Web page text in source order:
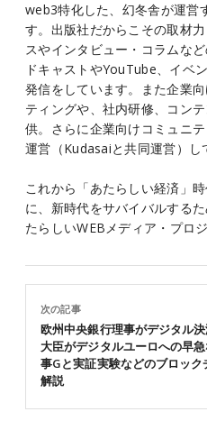
web3特化した、幻冬舎が運営
す。出版社だからこその取材
スやインタビュー・コラムな
ドキャストやYouTube、イベ
発信をしています。また企業
ティングや、社内研修、コン
供。さらに企業向けコミュニ
運営（Kudasaiと共同運営）し
これから「あたらしい経済」
に、新時代をサバイバルする
たらしいWEBメディア・プロ
次の記事
欧州中央銀行理事がデジタル
大臣がデジタルユーロへの早
事Gと実証実験などのブロッ
解説